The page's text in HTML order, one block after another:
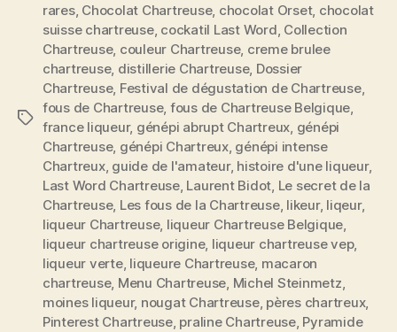
Étiquettes
rares, Chocolat Chartreuse, chocolat Orset, chocolat
suisse chartreuse, cockatil Last Word, Collection
Chartreuse, couleur Chartreuse, creme brulee
chartreuse, distillerie Chartreuse, Dossier
Chartreuse, Festival de dégustation de Chartreuse,
fous de Chartreuse, fous de Chartreuse Belgique,
france liqueur, génépi abrupt Chartreux, génépi
Chartreuse, génépi Chartreux, génépi intense
Chartreux, guide de l'amateur, histoire d'une liqueur,
Last Word Chartreuse, Laurent Bidot, Le secret de la
Chartreuse, Les fous de la Chartreuse, likeur, liqeur,
liqueur Chartreuse, liqueur Chartreuse Belgique,
liqueur chartreuse origine, liqueur chartreuse vep,
liqueur verte, liqueure Chartreuse, macaron
chartreuse, Menu Chartreuse, Michel Steinmetz,
moines liqueur, nougat Chartreuse, pères chartreux,
Pinterest Chartreuse, praline Chartreuse, Pyramide